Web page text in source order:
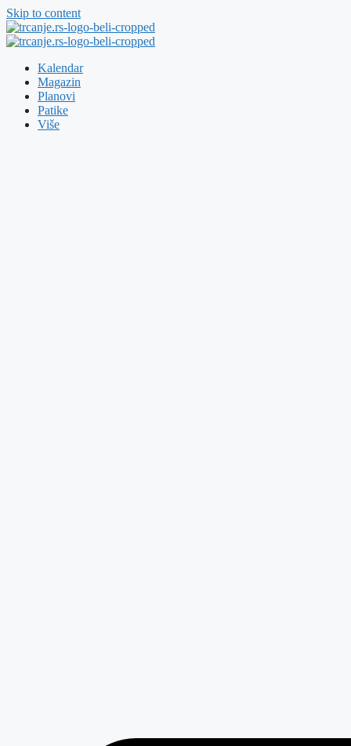
Skip to content
Kalendar
Magazin
Planovi
Patike
Više